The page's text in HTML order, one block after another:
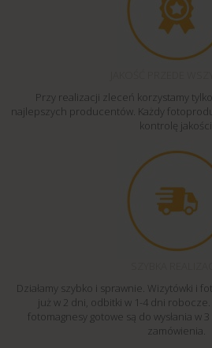
Przy realizacji zleceń korzystamy
najlepszych producentów. Każdy
kontrolę
Działamy szybko i sprawnie. Wizytówki i
już w 2 dni, odbitki w 1-4 dni
fotomagnesy gotowe są do wysłania w
zamówienia.